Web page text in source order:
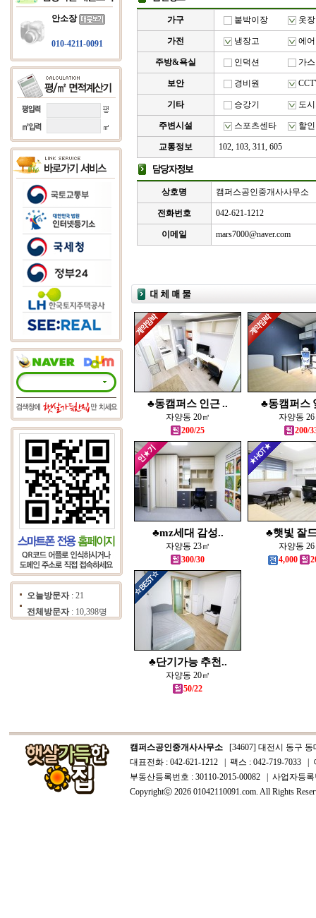
안소장
010-4211-0091
오늘방문자 : 21
전체방문자: 10,398명
가구 붙박이장 옷장
가전 냉장고 에
주방&욕실 인덕션 가
보안 경비원
기타 승강기 도
주변시설 스포츠센타 할
교통정보 102, 103, 311, 605
상호명 캠퍼스공인중개사사무소
전화번호 042-621-1212
이메일 mars7000@naver.com
♣동캠퍼스 인근 ..
자양동 20㎡
200/25
♣동캠퍼스
자양동
200/
♣mz세대 감성..
자양동 23㎡
300/30
♣햇빛 잘
자양동
4,000
♣단기가능 추천..
자양동 20㎡
50/22
캠퍼스공인중개사사무소 [34607] 대전시 동구 동
대표전화 : 042-621-1212 | 팩스 : 042-719-7033 |
부동산등록번호 : 30110-2015-00082 | 사업자등
Copyrightⓒ 2026 01042110091.com. All Rights